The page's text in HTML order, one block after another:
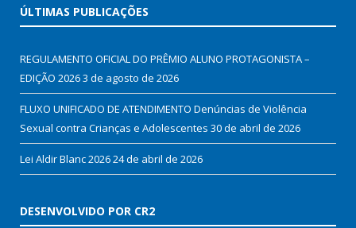
ÚLTIMAS PUBLICAÇÕES
REGULAMENTO OFICIAL DO PRÊMIO ALUNO PROTAGONISTA –
EDIÇÃO 20263 de agosto de 2026
FLUXO UNIFICADO DE ATENDIMENTO Denúncias de Violência
Sexual contra Crianças e Adolescentes 30 de abril de 2026
Lei Aldir Blanc 202624 de abril de 2026
DESENVOLVIDO POR CR2